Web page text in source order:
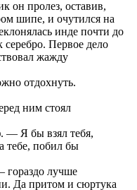
он пролез, оставив,
шипе, и очутился на
инде почти до
Первое дело
жажду
отдохнуть.
ним стоял
— Я бы взял тебя,
тебе, побил бы
лучше
Да притом и сюртука